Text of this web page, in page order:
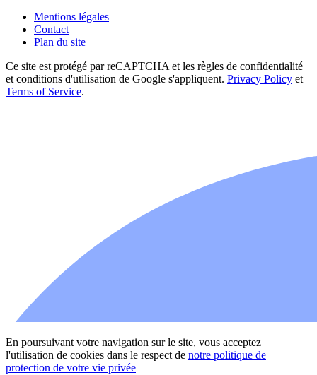
Mentions légales
Contact
Plan du site
Ce site est protégé par reCAPTCHA et les règles de confidentialité
et conditions d'utilisation de Google s'appliquent. Privacy Policy et
Terms of Service.
En poursuivant votre navigation sur le site, vous acceptez
l'utilisation de cookies dans le respect de notre politique de
protection de votre vie privée